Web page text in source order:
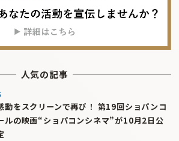
人気の記事
動をスクリーンで再び！ 第19回ショパンコ
ルの映画“ショパコンシネマ”が10月2日公